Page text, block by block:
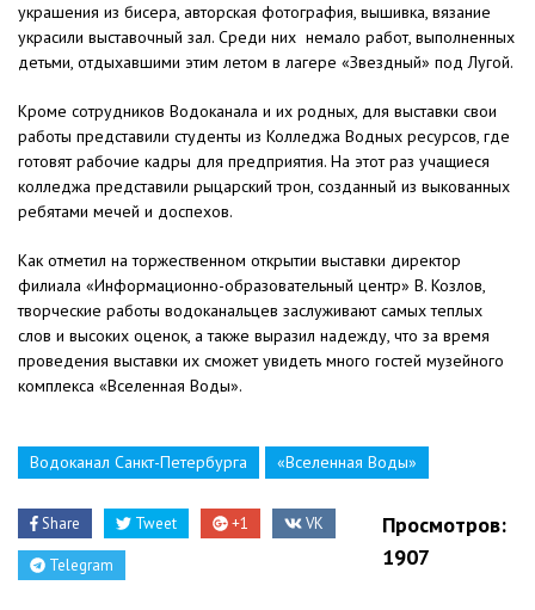
украшения из бисера, авторская фотография, вышивка, вязание
украсили выставочный зал. Среди них немало работ, выполненных
детьми, отдыхавшими этим летом в лагере «Звездный» под Лугой.
Кроме сотрудников Водоканала и их родных, для выставки свои
работы представили студенты из Колледжа Водных ресурсов, где
готовят рабочие кадры для предприятия. На этот раз учащиеся
колледжа представили рыцарский трон, созданный из выкованных
ребятами мечей и доспехов.
Как отметил на торжественном открытии выставки директор
филиала «Информационно-образовательный центр» В. Козлов,
творческие работы водоканальцев заслуживают самых теплых
слов и высоких оценок, а также выразил надежду, что за время
проведения выставки их сможет увидеть много гостей музейного
комплекса «Вселенная Воды».
Водоканал Санкт-Петербурга «Вселенная Воды»
Share Tweet +1 VK
Telegram
Просмотров:
1907